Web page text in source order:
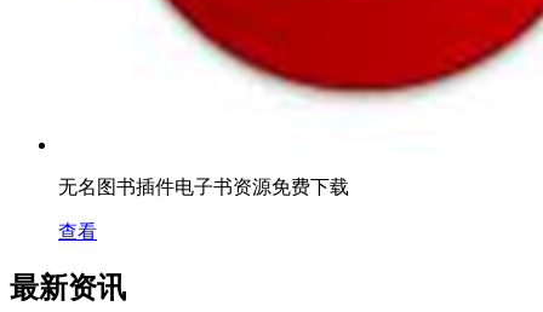
无名图书插件电子书资源免费下载
查看
最新资讯